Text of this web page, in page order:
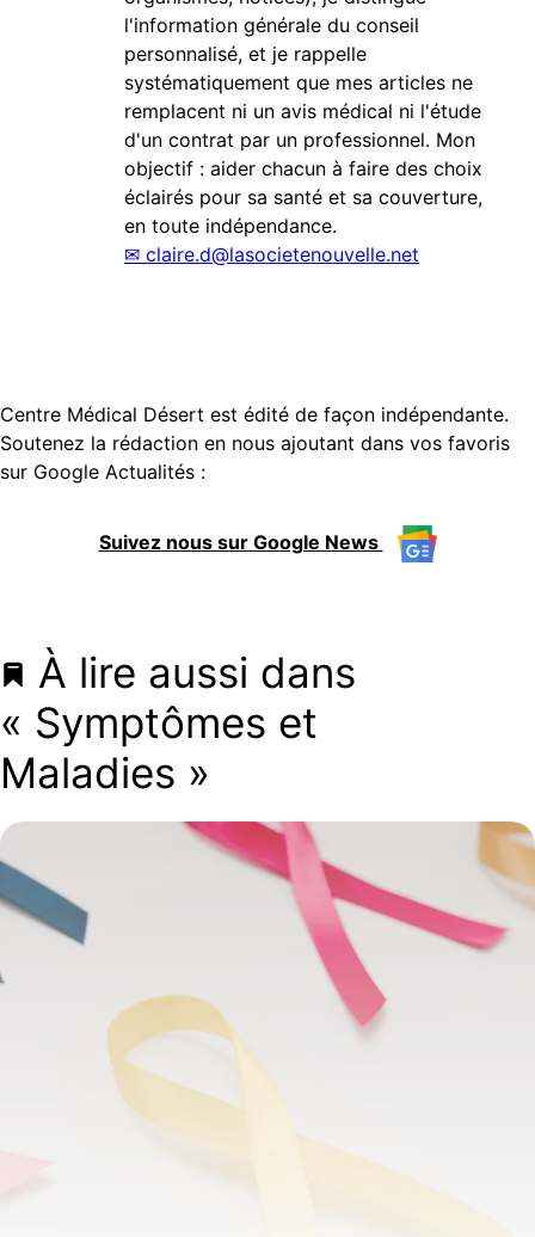
l'information générale du conseil
personnalisé, et je rappelle
systématiquement que mes articles ne
remplacent ni un avis médical ni l'étude
d'un contrat par un professionnel. Mon
objectif : aider chacun à faire des choix
éclairés pour sa santé et sa couverture,
en toute indépendance.
✉ claire.d@lasocietenouvelle.net
Centre Médical Désert est édité de façon indépendante.
Soutenez la rédaction en nous ajoutant dans vos favoris
sur Google Actualités :
Suivez nous sur Google News
À lire aussi dans
« Symptômes et
Maladies »